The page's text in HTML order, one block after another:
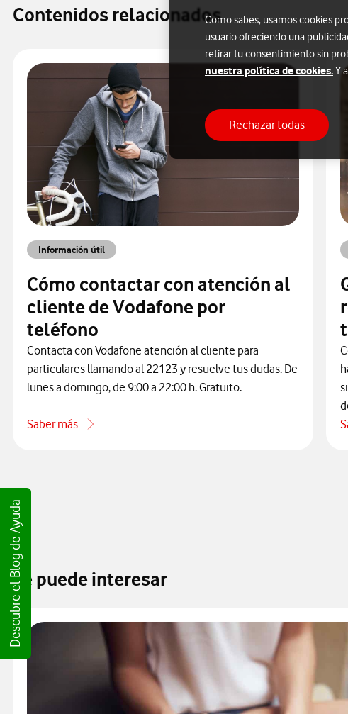
Contenidos relacionados
Información útil
Cómo contactar con atención al
cliente de Vodafone por
teléfono
Contacta con Vodafone atención al cliente para
particulares llamando al 22123 y resuelve tus dudas. De
lunes a domingo, de 9:00 a 22:00 h. Gratuito.
Saber más
acerca de Cómo contactar con atención al cliente de Vodafone
Descubre el Blog de Ayuda
Te puede interesar
Como sabes, usamos cookies
usuario ofreciendo una
retirar tu consentimiento sin
nuestra política de cookies.Y
Rechazar todas